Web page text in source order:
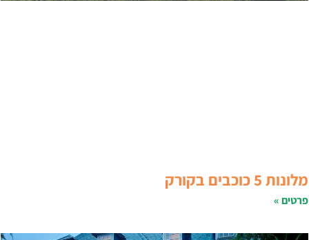
מלונות 5 כוכבים בקורק
פרטים »